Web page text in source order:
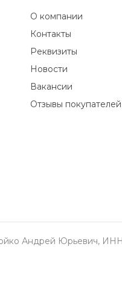
О компании
Контакты
Реквизиты
Новости
Вакансии
Отзывы покупателей
Андрей Юрьевич,